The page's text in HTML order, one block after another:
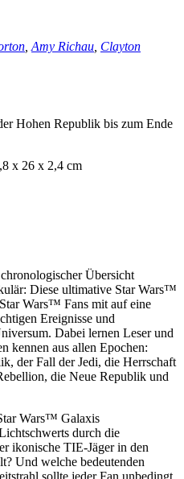
Amy Richau Clayton
Hohen Republik bis zum Ende
x 26 x 2,4 cm
Übersicht
Diese ultimative Star Wars™
Wars™ Fans mit auf eine
Ereignisse und
Dabei lernen Leser und
kennen aus allen Epochen:
der Fall der Jedi, die Herrschaft
die Neue Republik und
Wars™ Galaxis
durch die
ikonische TIE-Jäger in den
Und welche bedeutenden